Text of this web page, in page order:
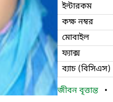
ইন্টারকম
কক্ষ নম্বর
মোবাইল
ফ্যাক্স
ব্যাচ (বিসিএস)
জীবন বৃত্তান্ত •